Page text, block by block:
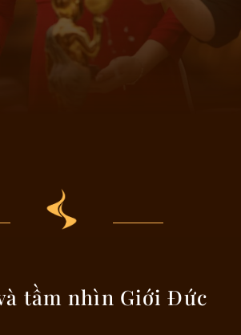
tầm nhìn Giới Đức